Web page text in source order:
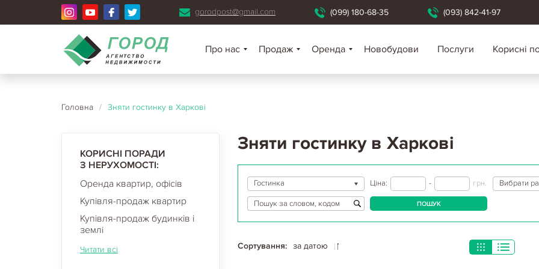
gorodpost@gmail.com (099) 180-68-35 (093) 842-41-97
Про нас Продаж Оренда Новобудови Послуги Корисні
Головна / Зняти гостинку в Харкові
КОРИСНІ ПОРАДИ
З НЕРУХОМОСТІ:
Оренда квартир, офісів
Купівля-продаж квартир
Купівля-продаж будинків і
землі
Читати всі
Зняти гостинку в Харкові
Гостинка Ціна: - грн. Вибрати
ПОШУК
Сортування: за датою